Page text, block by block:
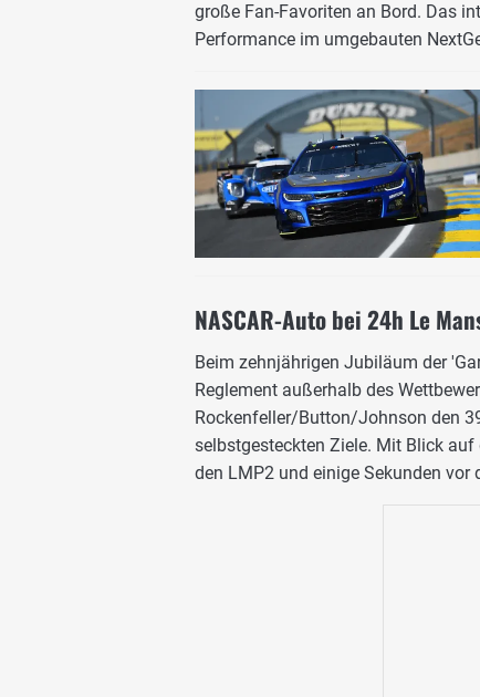
große Fan-Favoriten an Bord. Das
Performance im umgebauten
NASCAR-Auto bei 24h Le
Beim zehnjährigen Jubiläum der
Reglement außerhalb des
Rockenfeller/Button/Johnson den
selbstgesteckten Ziele. Mit Blick
den LMP2 und einige Sekunden vor